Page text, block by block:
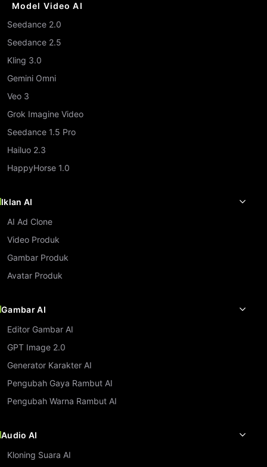
Gambar AI
Editor Gambar AI
GPT Image 2.0
Generator Karakter AI
Pengubah Gaya Rambut AI
Pengubah Warna Rambut AI
Audio AI
Kloning Suara AI
Model Video AI
Seedance 2.0
Seedance 2.5
Kling 3.0
Gemini Omni
Veo 3
Grok Imagine Video
Seedance 1.5 Pro
Hailuo 2.3
HappyHorse 1.0
Iklan AI
AI Ad Clone
Video Produk
Gambar Produk
Avatar Produk